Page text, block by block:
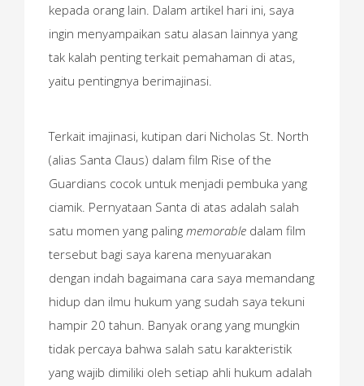
kepada orang lain. Dalam artikel hari ini, saya
ingin menyampaikan satu alasan lainnya yang
tak kalah penting terkait pemahaman di atas,
yaitu pentingnya berimajinasi.
Terkait imajinasi, kutipan dari Nicholas St. North
(alias Santa Claus) dalam film Rise of the
Guardians cocok untuk menjadi pembuka yang
ciamik. Pernyataan Santa di atas adalah salah
satu momen yang paling memorable dalam film
tersebut bagi saya karena menyuarakan
dengan indah bagaimana cara saya memandang
hidup dan ilmu hukum yang sudah saya tekuni
hampir 20 tahun. Banyak orang yang mungkin
tidak percaya bahwa salah satu karakteristik
yang wajib dimiliki oleh setiap ahli hukum adalah